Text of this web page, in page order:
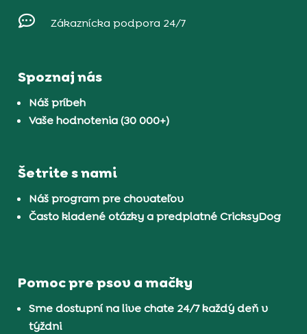
 Zákaznícka podpora 24/7
Spoznaj nás
Náš príbeh
Vaše hodnotenia (30 000+)
Šetrite s nami
Náš program pre chovateľov
Často kladené otázky a predplatné CricksyDog
Pomoc pre psov a mačky
Sme dostupní na live chate 24/7 každý deň v
týždni